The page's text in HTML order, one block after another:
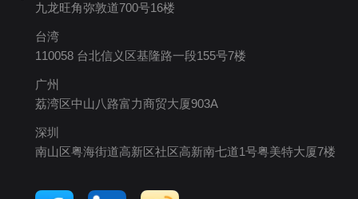
九龙旺角弥敦道700号16楼
台湾
110058 台北信义区基隆路一段155号7楼
广州
荔湾区中山八路富力商贸大厦903A
深圳
南山区粤海街道高新区社区高新南七道1号粤美特大厦7楼